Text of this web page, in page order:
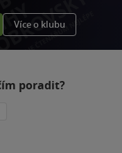
Více o klubu
poradit?